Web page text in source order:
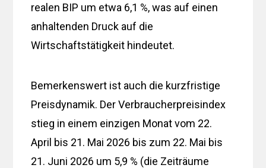
realen BIP um etwa 6,1 %, was auf einen
anhaltenden Druck auf die
Wirtschaftstätigkeit hindeutet.
Bemerkenswert ist auch die kurzfristige
Preisdynamik. Der Verbraucherpreisindex
stieg in einem einzigen Monat vom 22.
April bis 21. Mai 2026 bis zum 22. Mai bis
21. Juni 2026 um 5,9 % (die Zeiträume